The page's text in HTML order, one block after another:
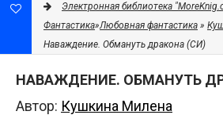
Электронная библиотека
Фантастика»Любовная фантастика »
Наваждение. Обмануть дракона (СИ)
НАВАЖДЕНИЕ. ОБМАНУТЬ
Автор: Кушкина Милена